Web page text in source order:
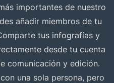
importantes de nuestro
añadir miembros de tu
tus infografías y
desde tu cuenta
comunicación y edición.
una sola persona, pero